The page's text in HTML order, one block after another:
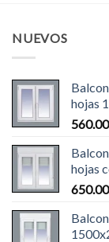
NUEVOS
hojas
560.00
hojas
650.00